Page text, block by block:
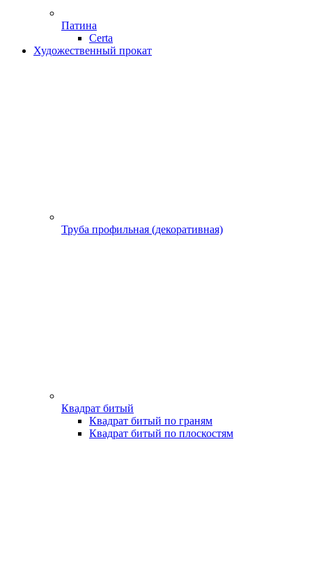
Патина
Certa
Художественный прокат
Труба профильная (декоративная)
Квадрат битый
Квадрат битый по граням
Квадрат битый по плоскостям